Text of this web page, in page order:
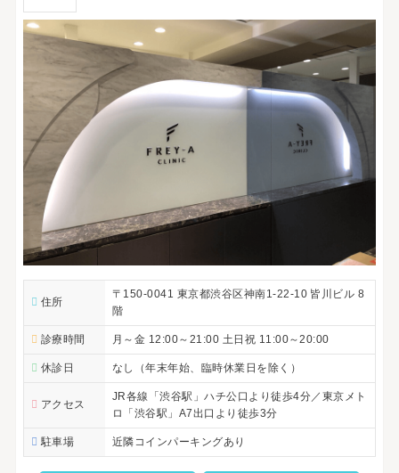
住所
〒150-0041 東京都渋谷区神南1-22-10 皆川ビル 8
階
診療時間 月～金 12:00～21:00 土日祝 11:00～20:00
休診日 なし（年末年始、臨時休業日を除く）
アクセス
JR各線「渋谷駅」ハチ公口より徒歩4分／東京メト
ロ「渋谷駅」A7出口より徒歩3分
駐車場 近隣コインパーキングあり